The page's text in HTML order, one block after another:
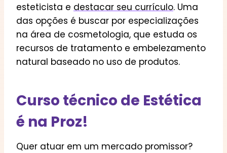
esteticista e destacar seu currículo. Uma
das opções é buscar por especializações
na área de cosmetologia, que estuda os
recursos de tratamento e embelezamento
natural baseado no uso de produtos.
Curso técnico de Estética
é na Proz!
Quer atuar em um mercado promissor?